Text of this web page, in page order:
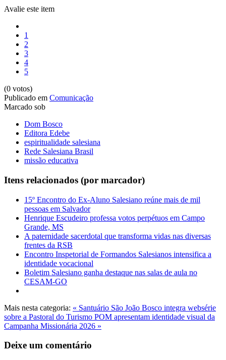
Avalie este item
1
2
3
4
5
(0 votos)
Publicado em Comunicação
Marcado sob
Dom Bosco
Editora Edebe
espiritualidade salesiana
Rede Salesiana Brasil
missão educativa
Itens relacionados (por marcador)
15º Encontro do Ex-Aluno Salesiano reúne mais de mil
pessoas em Salvador
Henrique Escudeiro professa votos perpétuos em Campo
Grande, MS
A paternidade sacerdotal que transforma vidas nas diversas
frentes da RSB
Encontro Inspetorial de Formandos Salesianos intensifica a
identidade vocacional
Boletim Salesiano ganha destaque nas salas de aula no
CESAM-GO
Mais nesta categoria: « Santuário São João Bosco integra websérie
sobre a Pastoral do Turismo POM apresentam identidade visual da
Campanha Missionária 2026 »
Deixe um comentário